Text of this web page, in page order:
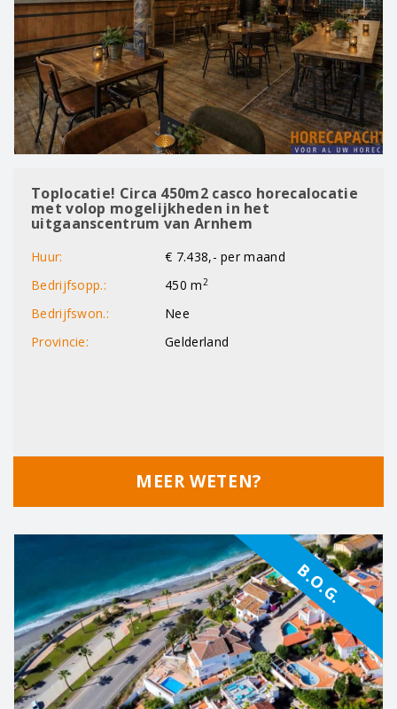
Toplocatie! Circa 450m2 casco horecalocatie
met volop mogelijkheden in het
uitgaanscentrum van Arnhem
Huur:
€ 7.438,- per maand
Bedrijfsopp.:
450 m 2
Bedrijfswon.:
Nee
Provincie:
Gelderland
MEER WETEN?
B.O.G.